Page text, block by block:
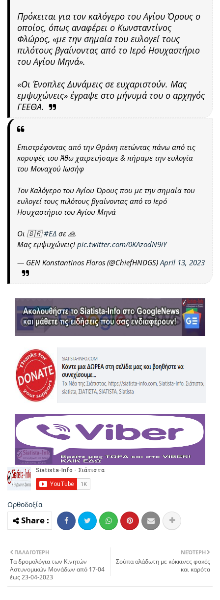
Πρόκειται για τον καλόγερο του Αγίου Όρους ο
οποίος, όπως αναφέρει ο Κωνσταντίνος
Φλώρος, «με την σημαία του ευλογεί τους
πιλότους βγαίνοντας από το Ιερό Ησυχαστήριο
του Αγίου Μηνά».
«Οι Ένοπλες Δυνάμεις σε ευχαριστούν. Μας
εμψυχώνεις» έγραψε στο μήνυμά του ο αρχηγός
ΓΕΕΘΑ.
Επιστρέφοντας από την Θράκη πετώντας πάνω από τις
κορυφές του Άθω χαιρετήσαμε & πήραμε την ευλογία
του Μοναχού Ιωσήφ
Τον Καλόγερο του Αγίου Όρους που με την σημαία του
ευλογεί τους πιλότους βγαίνοντας από το Ιερό
Ησυχαστήριο του Αγίου Μηνά
Οι 🇬🇷#ΕΔ σε 🙏
Μας εμψυχώνεις! pic.twitter.com/0KAzodN9iY
— GEN Konstantinos Floros (@ChiefHNDGS)April 13, 2023
Ορθοδοξία
ΝΕΌΤΕΡΗ
Σούπα αλάδωτη με κόκκινες φακές
και καρότα
ΠΑΛΑΙΌΤΕΡΗ
Τα δρομολόγια των Κινητών
Αστυνομικών Μονάδων από 17-04
έως 23-04-2023